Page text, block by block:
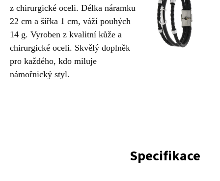
z chirurgické oceli. Délka náramku
22 cm a šířka 1 cm, váží pouhých
14 g. Vyroben z kvalitní kůže a
chirurgické oceli. Skvělý doplněk
pro každého, kdo miluje
námořnický styl.
Specifikace